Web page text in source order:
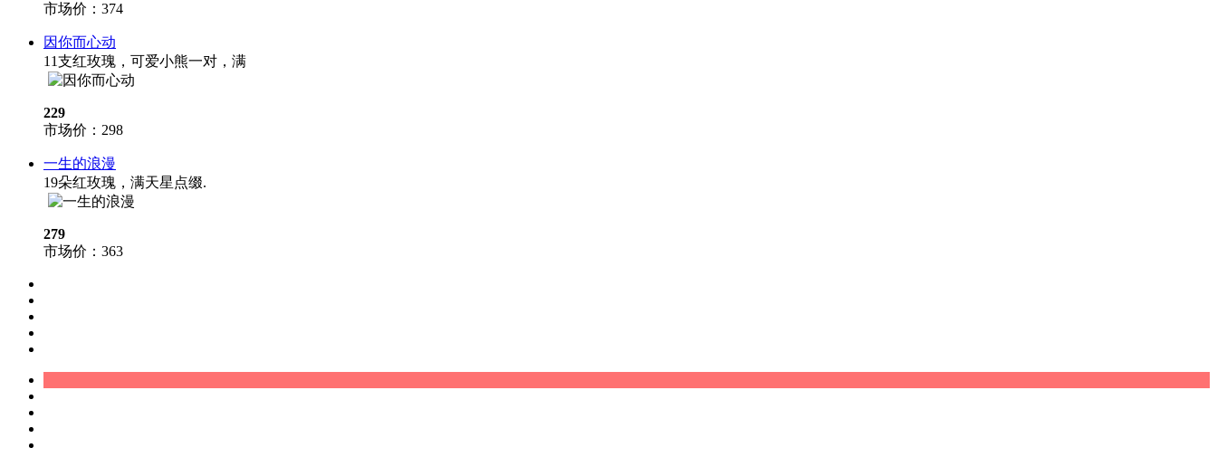
市场价： 374
因你而心动
11支红玫瑰，可爱小熊一对，满
229
市场价： 298
一生的浪漫
19朵红玫瑰，满天星点缀.
279
市场价： 363